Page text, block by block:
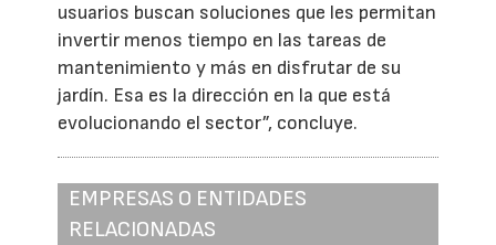
usuarios buscan soluciones que les permitan
invertir menos tiempo en las tareas de
mantenimiento y más en disfrutar de su
jardín. Esa es la dirección en la que está
evolucionando el sector”, concluye.
EMPRESAS O ENTIDADES
RELACIONADAS